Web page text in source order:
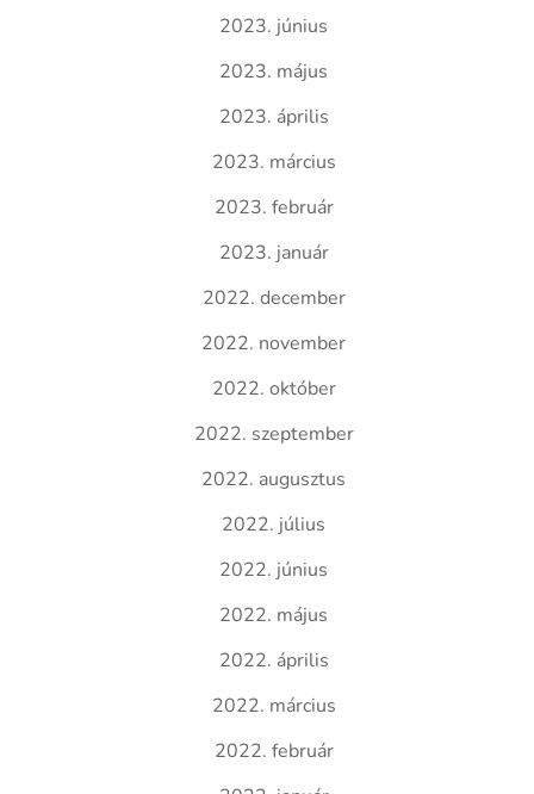
2023. június
2023. május
2023. április
2023. március
2023. február
2023. január
2022. december
2022. november
2022. október
2022. szeptember
2022. augusztus
2022. július
2022. június
2022. május
2022. április
2022. március
2022. február